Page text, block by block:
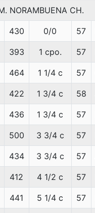
NORAMBUENA CH.
430 0/0 57
393 1 cpo. 57
464 1 1/4 c 57
422 1 3/4 c 58
436 1 3/4 c 57
500 3 3/4 c 57
434 3 3/4 c 57
412 4 1/2 c 57
441 5 1/4 c 57